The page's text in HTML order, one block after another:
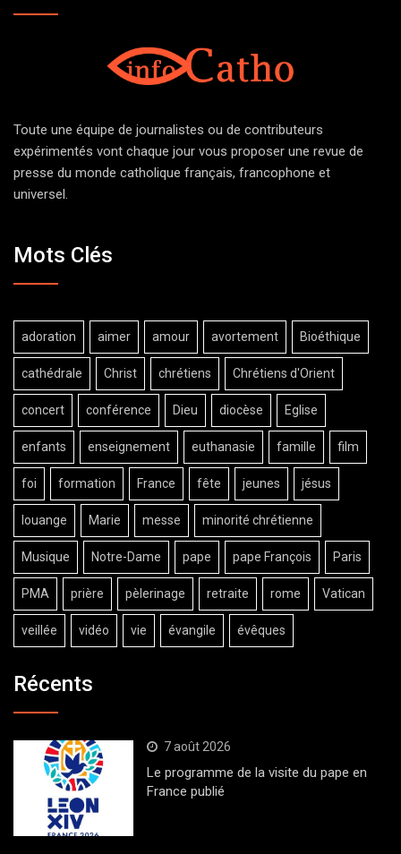
Toute une équipe de journalistes ou de contributeurs
expérimentés vont chaque jour vous proposer une revue de
presse du monde catholique français, francophone et
universel.
Mots Clés
adoration aimer amour avortement Bioéthique
cathédrale Christ chrétiens Chrétiens d'Orient
concert conférence Dieu diocèse Eglise
enfants enseignement euthanasie famille film
foi formation France fête jeunes jésus
louange Marie messe minorité chrétienne
Musique Notre-Dame pape pape François Paris
PMA prière pèlerinage retraite rome Vatican
veillée vidéo vie évangile évêques
Récents
7 août 2026
Le programme de la visite du pape en
France publié